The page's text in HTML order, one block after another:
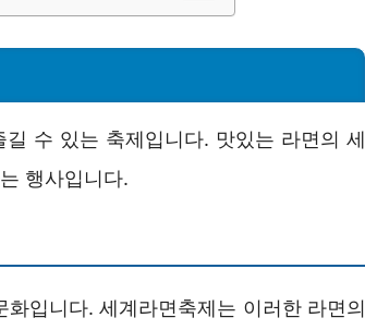
수 있는 축제입니다. 맛있는 라면의 세
행사입니다.
입니다. 세계라면축제는 이러한 라면의